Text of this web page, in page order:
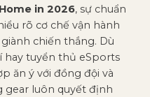
in 2026, sự chuẩn
rõ cơ chế vận hành
chiến thắng. Dù
hay tuyển thủ eSports
ăn ý với đồng đội và
gear luôn quyết định